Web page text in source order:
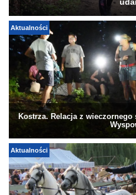
Aktualności
Kostrza. Relacja z
Aktualności